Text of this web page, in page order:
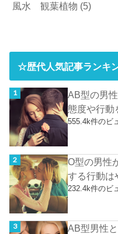
風水 観葉植物 (5)
☆歴代人気記事ランキ
AB型の男
態度や行動
555.4k件のビ
O型の男性
する行動は
232.4k件のビ
AB型男性